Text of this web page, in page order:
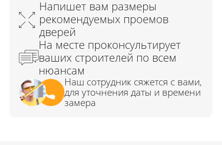
Напишет вам размеры
рекомендуемых проемов
дверей
На месте проконсультирует
ваших строителей по всем
нюансам
Наш сотрудник сяжется с вами,
для уточнения даты и времени
замера